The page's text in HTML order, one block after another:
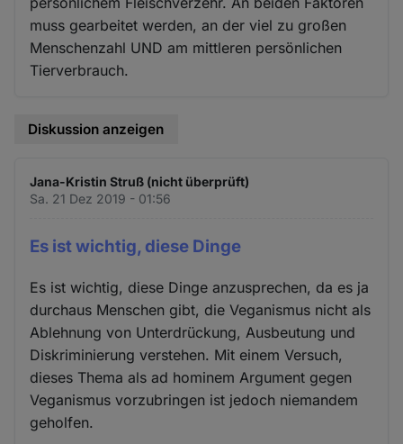
muss gearbeitet werden, an der viel zu großen
Menschenzahl UND am mittleren persönlichen
Tierverbrauch.
Diskussion anzeigen
Jana-Kristin Struß (nicht überprüft)
Sa. 21 Dez 2019 - 01:56
Es ist wichtig, diese Dinge
Es ist wichtig, diese Dinge anzusprechen, da es ja
durchaus Menschen gibt, die Veganismus nicht als
Ablehnung von Unterdrückung, Ausbeutung und
Diskriminierung verstehen. Mit einem Versuch,
dieses Thema als ad hominem Argument gegen
Veganismus vorzubringen ist jedoch niemandem
geholfen.